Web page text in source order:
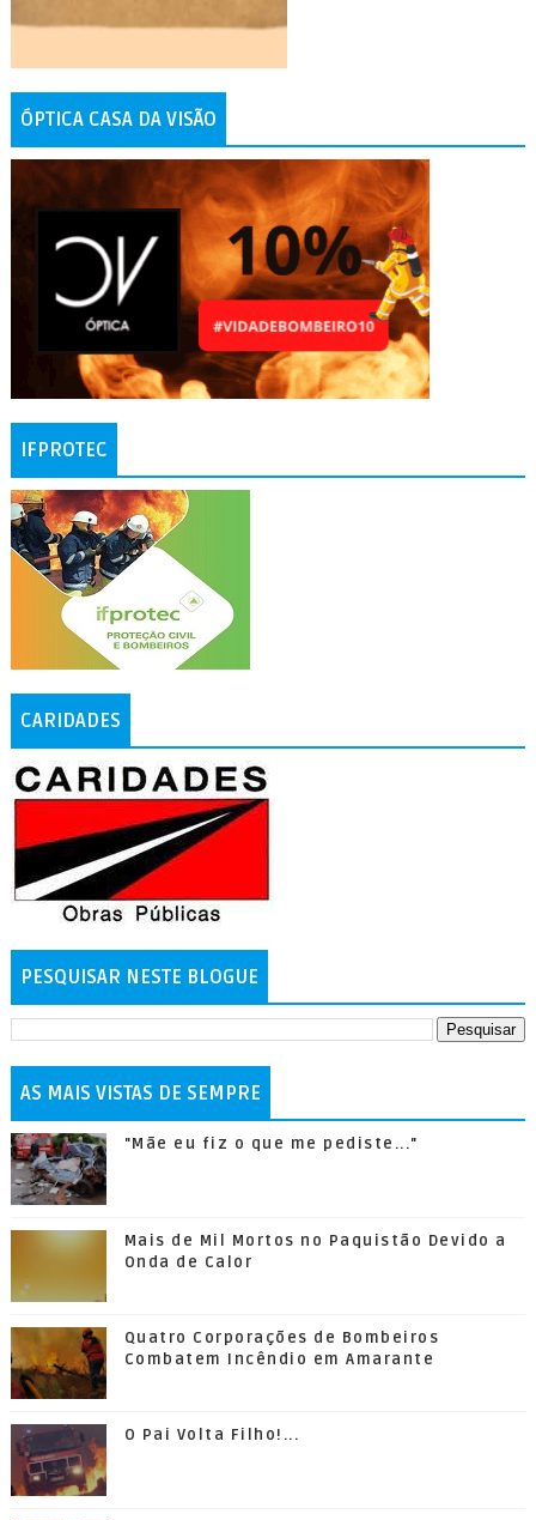
ÓPTICA CASA DA VISÃO
IFPROTEC
CARIDADES
PESQUISAR NESTE BLOGUE
AS MAIS VISTAS DE SEMPRE
"Mãe eu fiz o que me pediste..."
Mais de Mil Mortos no Paquistão Devido a
Onda de Calor
Quatro Corporações de Bombeiros
Combatem Incêndio em Amarante
O Pai Volta Filho!...